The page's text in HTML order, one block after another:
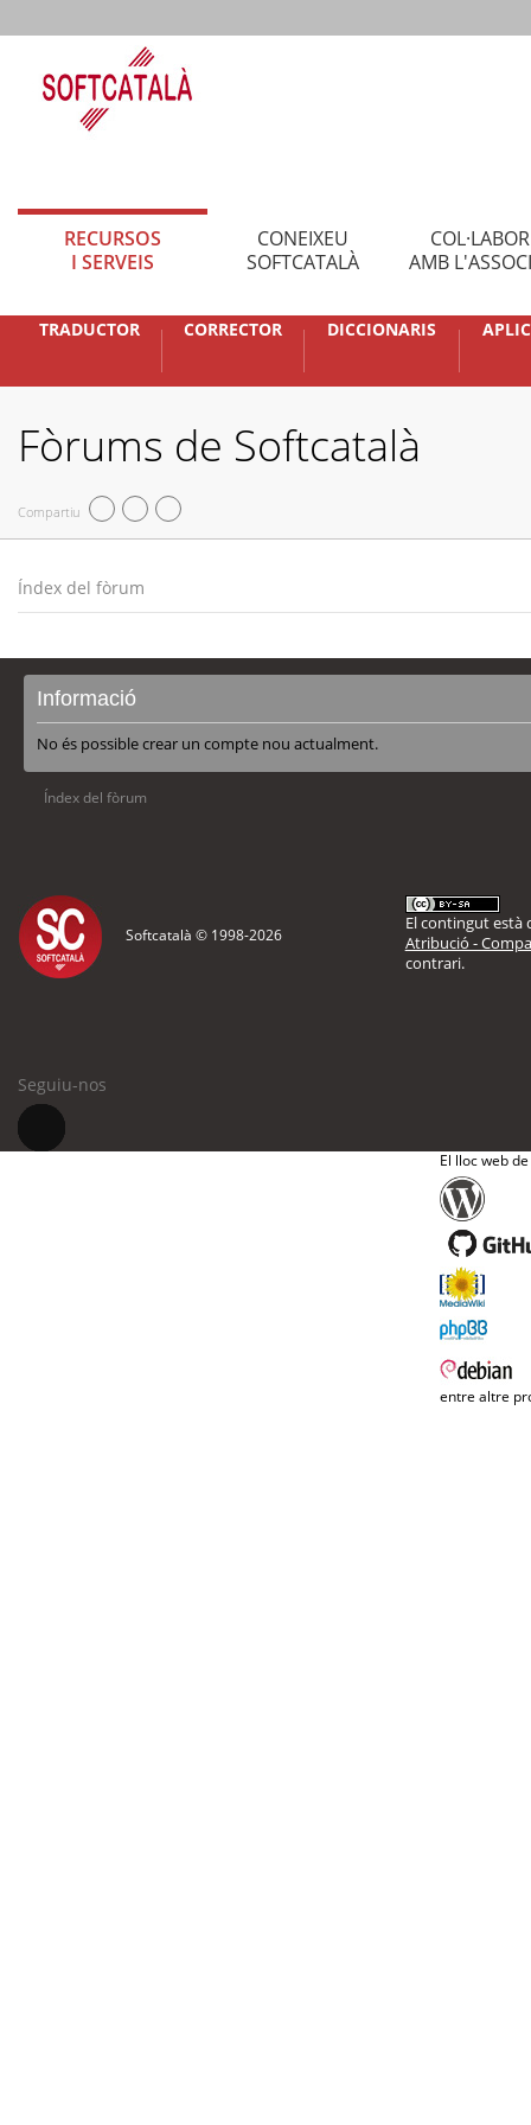
RECURSOS
I SERVEIS
CONEIXEU
SOFTCATALÀ
AMB
TRADUCTOR CORRECTOR DICCIONARIS
Fòrums de Softcatalà
Compartiu
Índex del fòrum
Informació
No és possible crear un compte nou actualment.
Índex del fòrum
Softcatalà © 1998-2026
El contingut està
Atribució -
contrari.
Seguiu-nos
El lloc web
entre altre